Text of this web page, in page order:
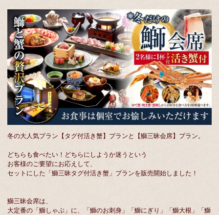
冬の大人気プラン【タグ付活き蟹】プランと【鰤三昧会席】プラン。
どちらも食べたい！どちらにしようか迷うという
お客様のご要望にお応えして、
セットにした「鰤三昧タグ付活き蟹」プランを販売開始しました！
鰤三昧会席は、
大定番の「鰤しゃぶ」に、「鰤のお刺身」「鰤にぎり」「鰤大根」「鰤